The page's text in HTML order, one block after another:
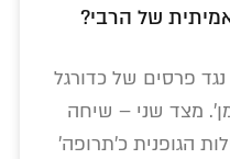
של הרבי?
פרסים של כדורגל
מצד שני – שיחה
הגופנית כ'תרופה'